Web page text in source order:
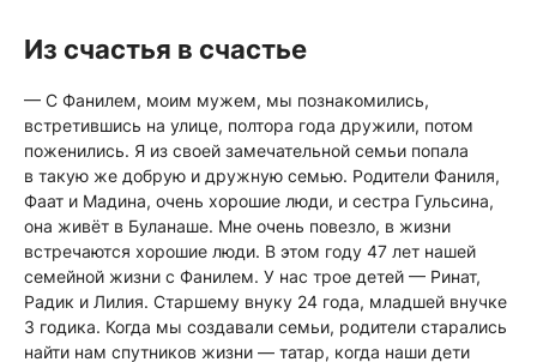
Из счастья в счастье
— С Фанилем, моим мужем, мы познакомились,
встретившись на улице, полтора года дружили, потом
поженились. Я из своей замечательной семьи попала
в такую же добрую и дружную семью. Родители Фаниля,
Фаат и Мадина, очень хорошие люди, и сестра Гульсина,
она живёт в Буланаше. Мне очень повезло, в жизни
встречаются хорошие люди. В этом году 47 лет нашей
семейной жизни с Фанилем. У нас трое детей — Ринат,
Радик и Лилия. Старшему внуку 24 года, младшей внучке
3 годика. Когда мы создавали семьи, родители старались
найти нам спутников жизни — татар, когда наши дети